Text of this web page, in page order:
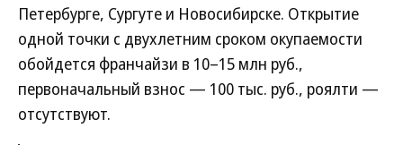
Петербурге, Сургуте и Новосибирске. Открытие
одной точки с двухлетним сроком окупаемости
обойдется франчайзи в 10–15 млн руб.,
первоначальный взнос — 100 тыс. руб., роялти —
отсутствуют.